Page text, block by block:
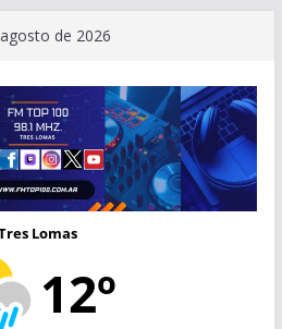
de 2026
Lomas
12º